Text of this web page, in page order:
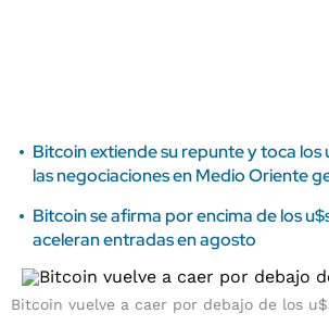
Bitcoin extiende su repunte y toca
las negociaciones en Medio Oriente
Bitcoin se afirma por encima de los
aceleran entradas en agosto
Bitcoin vuelve a caer por debajo de los